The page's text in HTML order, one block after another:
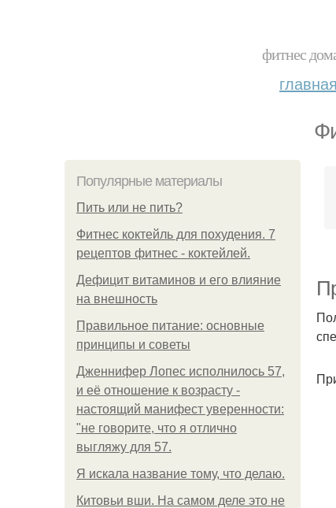
фитнес
главная
Популярные материалы
Пить или не пить?
Фитнес коктейль для похудения. 7
рецептов фитнес - коктейлей.
Дефицит витаминов и его влияние
на внешность
Правильное питание: основные
принципы и советы
Дженнифер Лопес исполнилось 57,
и её отношение к возрасту -
настоящий манифест уверенности:
"не говорите, что я отлично
выгляжу для 57.
Я искала название тому, что делаю.
Китовьи вши. На самом деле это не